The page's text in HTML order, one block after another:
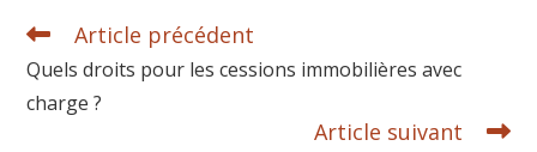
Article précédent
Quels droits pour les cessions immobilières avec
charge ?
Article suivant